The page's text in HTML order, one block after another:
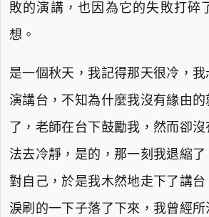
敗的演講，也因為它的失敗打碎
想。
是一個秋天，我記得那天很冷，
演講台，不知為什麼我沒有緣由
了，老師在台下鼓勵我，然而卻
法去冷靜，是的，那一刻我退縮
對自己，於是我木然地走下了講
淚刷的一下子落了下來，我曾經所